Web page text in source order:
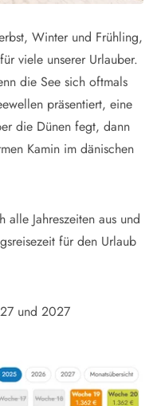
Winter und Frühling,
viele unserer Urlauber.
die See sich oftmals
präsentiert, eine
die Dünen fegt, dann
Kamin im dänischen
Jahreszeiten aus und
für den Urlaub
und 2027